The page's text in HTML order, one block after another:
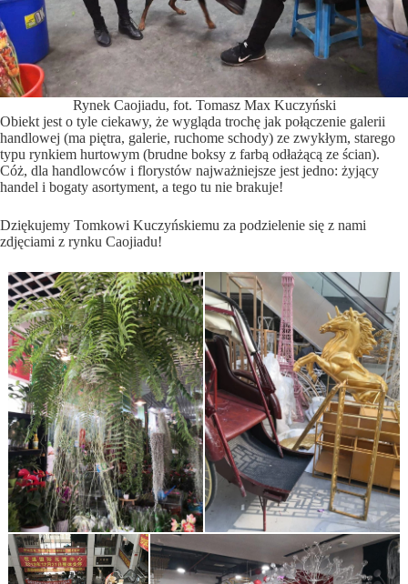
Rynek Caojiadu, fot. Tomasz Max Kuczyński
Obiekt jest o tyle ciekawy, że wygląda trochę jak połączenie galerii
handlowej (ma piętra, galerie, ruchome schody) ze zwykłym, starego
typu rynkiem hurtowym (brudne boksy z farbą odłażącą ze ścian).
Cóż, dla handlowców i florystów najważniejsze jest jedno: żyjący
handel i bogaty asortyment, a tego tu nie brakuje!
Dziękujemy Tomkowi Kuczyńskiemu za podzielenie się z nami
zdjęciami z rynku Caojiadu!